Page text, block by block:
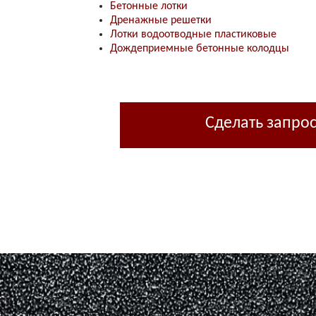
Бетонные лотки
Дренажные решетки
Лотки водоотводные пластиковые
Дождеприемные бетонные колодцы
Сделать запрос